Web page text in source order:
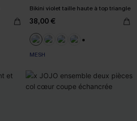
Bikini violet taille haute à top triangle
38,00 €
MESH